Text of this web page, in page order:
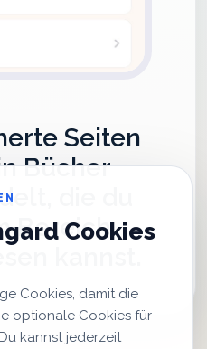
Seiten
Bücher
die du
Bereich
kannst.
Cookies
Cookies, damit die
optionale Cookies für
kannst jederzeit